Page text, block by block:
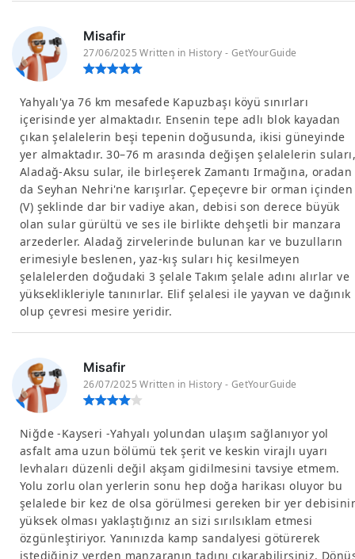
Misafir
27/06/2025 Written in History - GetYourGuide
Yahyalı'ya 76 km mesafede Kapuzbaşı köyü sınırları
içerisinde yer almaktadır. Ensenin tepe adlı blok kayadan
çıkan şelalelerin beşi tepenin doğusunda, ikisi güneyinde
yer almaktadır. 30–76 m arasında değişen şelalelerin suları,
Aladağ-Aksu sular, ile birleşerek Zamantı Irmağına, oradan
da Seyhan Nehri'ne karışırlar. Çepeçevre bir orman içinden
(V) şeklinde dar bir vadiye akan, debisi son derece büyük
olan sular gürültü ve ses ile birlikte dehşetli bir manzara
arzederler. Aladağ zirvelerinde bulunan kar ve buzulların
erimesiyle beslenen, yaz-kış suları hiç kesilmeyen
şelalelerden doğudaki 3 şelale Takım şelale adını alırlar ve
yükseklikleriyle tanınırlar. Elif şelalesi ile yayvan ve dağınık
olup çevresi mesire yeridir.
Misafir
26/07/2025 Written in History - GetYourGuide
Niğde -Kayseri -Yahyalı yolundan ulaşım sağlanıyor yol
asfalt ama uzun bölümü tek şerit ve keskin virajlı uyarı
levhaları düzenli değil akşam gidilmesini tavsiye etmem.
Yolu zorlu olan yerlerin sonu hep doğa harikası oluyor bu
şelalede bir kez de olsa görülmesi gereken bir yer
yüksek olması yaklaştığınız an sizi sırılsıklam etmesi
özgünleştiriyor. Yanınızda kamp sandalyesi götürerek
istediğiniz yerden manzaranın tadını çıkarabilirsiniz.